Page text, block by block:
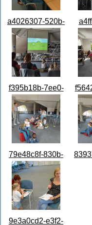
a4026307-520b-
40ee-9524-
a5233c41f500.jpg
f395b18b-7ee0-
4e4e-9698-
489cca06b924.jpg
79e48c8f-830b-
4954-bd23-
b803baaeff89.jpg
9e3a0cd2-e3f2-